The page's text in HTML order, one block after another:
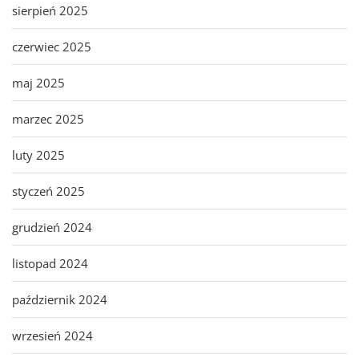
sierpień 2025
czerwiec 2025
maj 2025
marzec 2025
luty 2025
styczeń 2025
grudzień 2024
listopad 2024
październik 2024
wrzesień 2024